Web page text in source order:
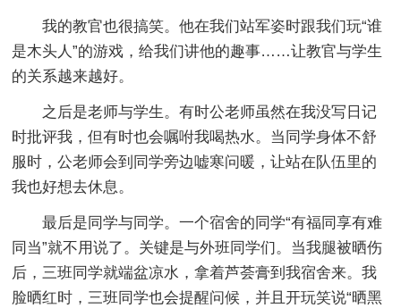
我的教官也很搞笑。他在我们站军姿时跟我们玩“谁
是木头人”的游戏，给我们讲他的趣事……让教官与学生
的关系越来越好。
之后是老师与学生。有时公老师虽然在我没写日记
时批评我，但有时也会嘱咐我喝热水。当同学身体不舒
服时，公老师会到同学旁边嘘寒问暖，让站在队伍里的
我也好想去休息。
最后是同学与同学。一个宿舍的同学“有福同享有难
同当”就不用说了。关键是与外班同学们。当我腿被晒伤
后，三班同学就端盆凉水，拿着芦荟膏到我宿舍来。我
脸晒红时，三班同学也会提醒问候，并且开玩笑说“晒黑